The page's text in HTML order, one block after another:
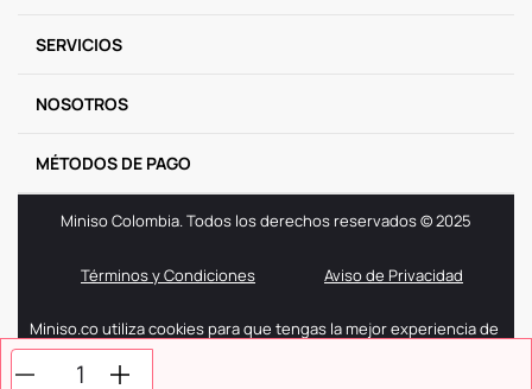
SERVICIOS
NOSOTROS
MÉTODOS DE PAGO
Miniso Colombia. Todos los derechos reservados © 2025
Términos y Condiciones Aviso de Privacidad
Miniso.co utiliza cookies para que tengas la mejor experiencia de
navegación. Si sigues navegando entendemos que aceptas
nuestra politica de cookies